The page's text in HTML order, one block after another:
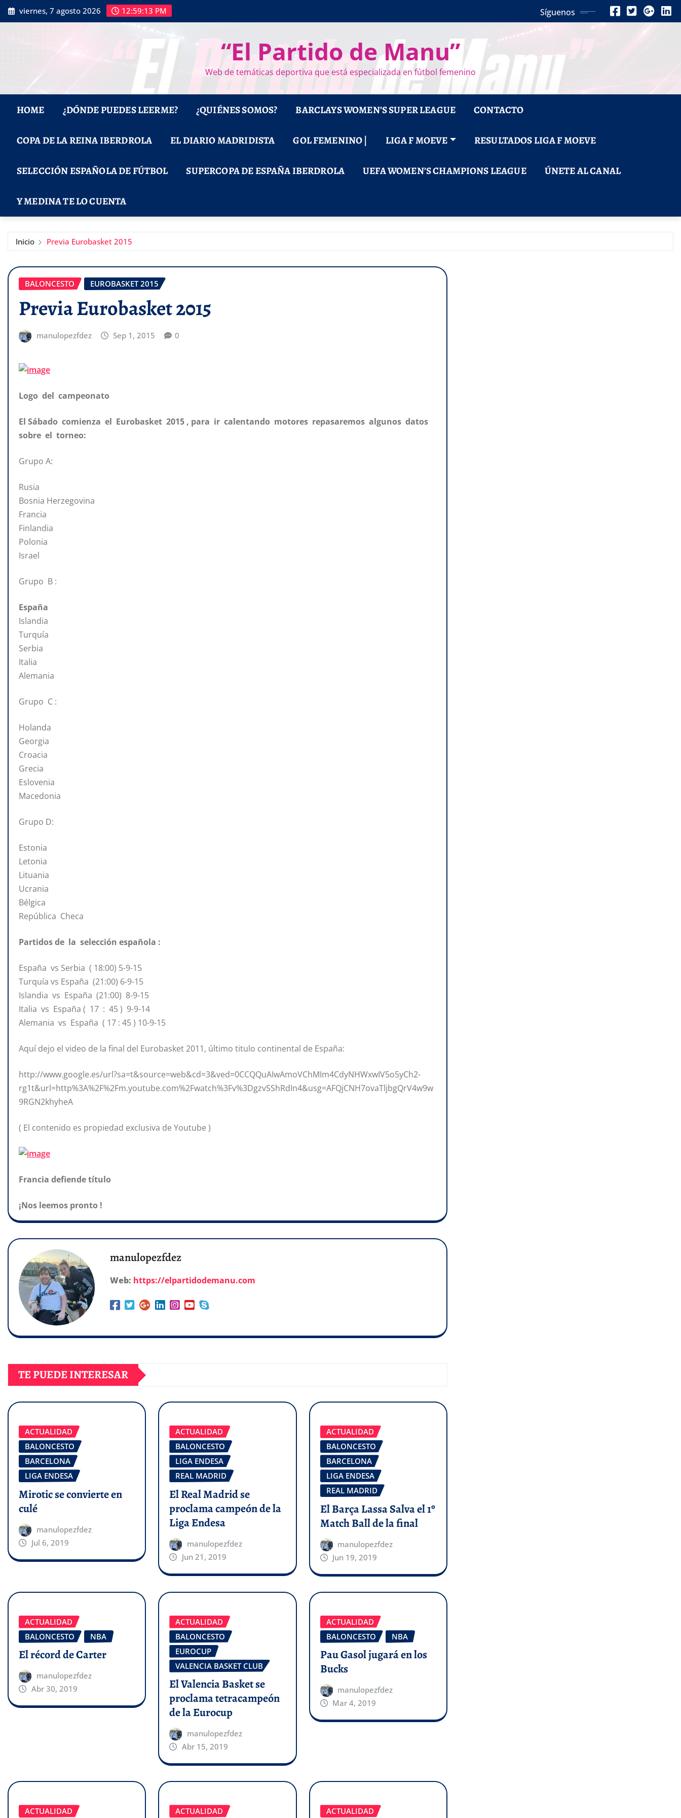
Saltar
al
viernes, 7 agosto 2026 12:59:13 PM Síguenos
“El Partido de Manu”
Web de temáticas deportiva que está especializada en fútbol femenino
HOME ¿DÓNDE PUEDES LEERME? ¿QUIÉNES SOMOS? BARCLAYS WOMEN’S SUPER LEAGUE CONTACTO
COPA DE LA REINA IBERDROLA EL DIARIO MADRIDISTA GOL FEMENINO | LIGA F MOEVE RESULTADOS LIGA F MOEVE
SELECCIÓN ESPAÑOLA DE FÚTBOL SUPERCOPA DE ESPAÑA IBERDROLA UEFA WOMEN’S CHAMPIONS LEAGUE ÚNETE AL CANAL
Y MEDINA TE LO CUENTA
Inicio Previa Eurobasket 2015
BALONCESTO EUROBASKET 2015
Previa Eurobasket 2015
manulopezfdez Sep 1, 2015 0
Logo del campeonato
El Sábado comienza el Eurobasket 2015 , para ir calentando motores repasaremos algunos datos
sobre el torneo:
Grupo A:
Rusia
Bosnia Herzegovina
Francia
Finlandia
Polonia
Israel
Grupo B :
España
Islandia
Turquía
Serbia
Italia
Alemania
Grupo C :
Holanda
Georgia
Croacia
Grecia
Eslovenia
Macedonia
Grupo D:
Estonia
Letonia
Lituania
Ucrania
Bélgica
República Checa
Partidos de la selección española :
España vs Serbia ( 18:00) 5-9-15
Turquía vs España (21:00) 6-9-15
Islandia vs España (21:00) 8-9-15
Italia vs España ( 17 : 45 ) 9-9-14
Alemania vs España ( 17 : 45 ) 10-9-15
Aquí dejo el video de la final del Eurobasket 2011, último titulo continental de España:
http://www.google.es/url?sa=t&source=web&cd=3&ved=0CCQQuAIwAmoVChMIm4CdyNHWxwIV5o5yCh2-
rg1t&url=http%3A%2F%2Fm.youtube.com%2Fwatch%3Fv%3DgzvSShRdIn4&usg=AFQjCNH7ovaTljbgQrV4w9w
9RGN2khyheA
( El contenido es propiedad exclusiva de Youtube )
Francia defiende título
¡Nos leemos pronto !
manulopezfdez
Web: https://elpartidodemanu.com
TE PUEDE INTERESAR
ACTUALIDAD
BALONCESTO
BARCELONA
LIGA ENDESA
Mirotic se convierte en
culé
manulopezfdez
Jul 6, 2019
ACTUALIDAD
BALONCESTO
LIGA ENDESA
REAL MADRID
El Real Madrid se
proclama campeón de la
Liga Endesa
manulopezfdez
Jun 21, 2019
ACTUALIDAD
BALONCESTO
BARCELONA
LIGA ENDESA
REAL MADRID
El Barça Lassa Salva el 1º
Match Ball de la final
manulopezfdez
Jun 19, 2019
ACTUALIDAD
BALONCESTO
NBA
El récord de Carter
manulopezfdez
Abr 30, 2019
ACTUALIDAD
BALONCESTO
EUROCUP
VALENCIA BASKET CLUB
El Valencia Basket se
proclama tetracampeón
de la Eurocup
manulopezfdez
Abr 15, 2019
ACTUALIDAD
BALONCESTO
NBA
Pau Gasol jugará en los
Bucks
manulopezfdez
Mar 4, 2019
ACTUALIDAD ACTUALIDAD ACTUALIDAD